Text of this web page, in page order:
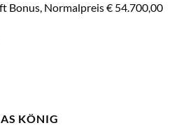
Bonus, Normalpreis € 54.700,00
KÖNIG